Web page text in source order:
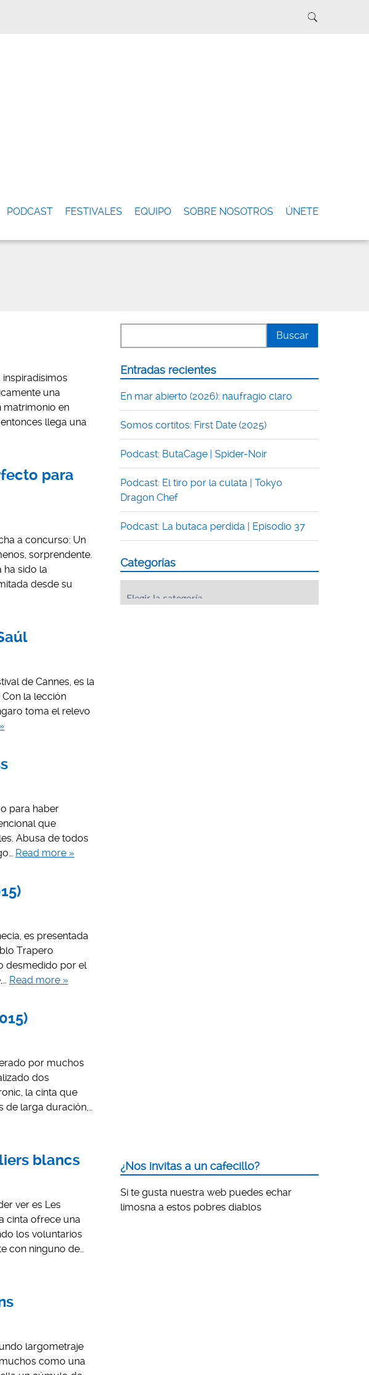
PODCAST FESTIVALES EQUIPO SOBRE NOSOTROS ÚNETE
inspiradísimos
una
matrimonio en
llega una
para
a concurso: Un
sorprendente.
ha sido la
desde su
de Cannes, es la
la lección
toma el relevo
para haber
que
Abusa de todos
Read more »
es presentada
Trapero
desmedido por el
Read more »
por muchos
dos
la cinta que
de larga duración,…
blancs
ver es Les
cinta ofrece una
los voluntarios
con ninguno de…
largometraje
como una
Entradas recientes
En mar abierto (2026): naufragio claro
Somos cortitos: First Date (2025)
Podcast: ButaCage | Spider-Noir
Podcast: El tiro por la culata | Tokyo
Dragon Chef
Podcast: La butaca perdida | Episodio 37
Categorías
¿Nos invitas a un cafecillo?
Si te gusta nuestra web puedes echar
limosna a estos pobres diablos